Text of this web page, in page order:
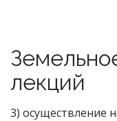
лекций
3) осуществление